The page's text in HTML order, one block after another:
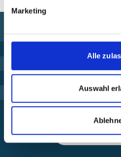
Marketing
Alle
Auswahl
Projekt
Beschwerde
Über